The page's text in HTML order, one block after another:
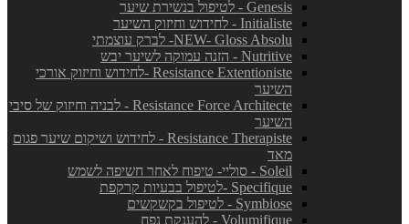
Genesis - לטיפול בנשירת שיער
Initialiste - לחידוש וחיזוק השיער
NEW- Gloss Absolu- לברק עוצמתי
Nutritive - הזנה עמוקה לשיער יבש
Resistance Extentioniste -לחידוש וחיזוק אורכי
השיער
Resistance Force Architecte - לבניה וחיזוק של סיבי
השיער
Resistance Therapiste - לחידוש ושיקום שיער פגום
מאד
Soleil - סוליי- טיפוח לאחר חשיפה לשמש
Specifique -לטיפול בבעיות קרקפת
Symbiose - לטיפול בקשקשים
Volumifique - להענקת נפח